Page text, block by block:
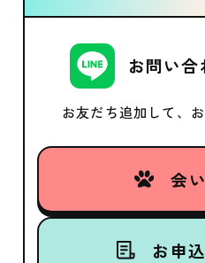
お問い合
お友だち追加して、
会
お申